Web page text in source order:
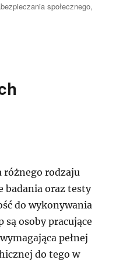
społecznego,
różnego rodzaju
badania oraz testy
do wykonywania
są osoby pracujące
pełnej
do tego w